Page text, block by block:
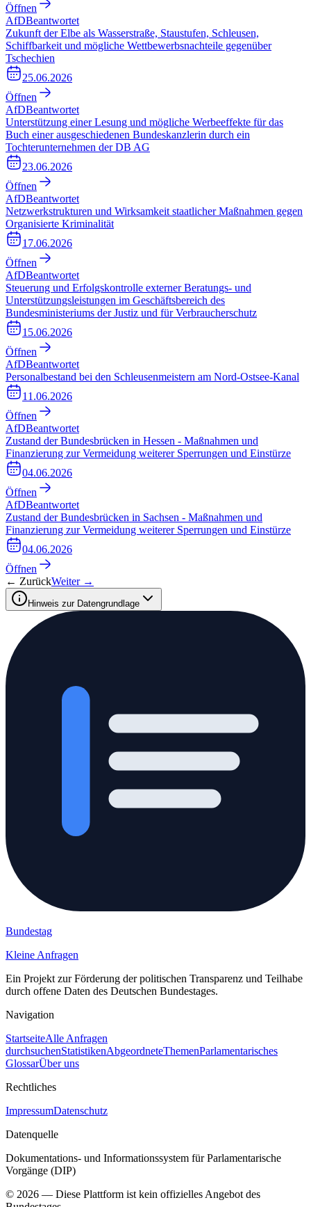
Öffnen
AfDBeantwortet
Zukunft der Elbe als Wasserstraße, Staustufen, Schleusen,
Schiffbarkeit und mögliche Wettbewerbsnachteile gegenüber
Tschechien
25.06.2026
Öffnen
AfDBeantwortet
Unterstützung einer Lesung und mögliche Werbeeffekte für das
Buch einer ausgeschiedenen Bundeskanzlerin durch ein
Tochterunternehmen der DB AG
23.06.2026
Öffnen
AfDBeantwortet
Netzwerkstrukturen und Wirksamkeit staatlicher Maßnahmen gegen
Organisierte Kriminalität
17.06.2026
Öffnen
AfDBeantwortet
Steuerung und Erfolgskontrolle externer Beratungs- und
Unterstützungsleistungen im Geschäftsbereich des
Bundesministeriums der Justiz und für Verbraucherschutz
15.06.2026
Öffnen
AfDBeantwortet
Personalbestand bei den Schleusenmeistern am Nord-Ostsee-Kanal
11.06.2026
Öffnen
AfDBeantwortet
Zustand der Bundesbrücken in Hessen - Maßnahmen und
Finanzierung zur Vermeidung weiterer Sperrungen und Einstürze
04.06.2026
Öffnen
AfDBeantwortet
Zustand der Bundesbrücken in Sachsen - Maßnahmen und
Finanzierung zur Vermeidung weiterer Sperrungen und Einstürze
04.06.2026
Öffnen
← ZurückWeiter →
Hinweis zur Datengrundlage
Bundestag
Kleine Anfragen
Ein Projekt zur Förderung der politischen Transparenz und Teilhabe
durch offene Daten des Deutschen Bundestages.
Navigation
StartseiteAlle Anfragen
durchsuchenStatistikenAbgeordneteThemenParlamentarisches
GlossarÜber uns
Rechtliches
ImpressumDatenschutz
Datenquelle
Dokumentations- und Informationssystem für Parlamentarische
Vorgänge (DIP)
© 2026 — Diese Plattform ist kein offizielles Angebot des